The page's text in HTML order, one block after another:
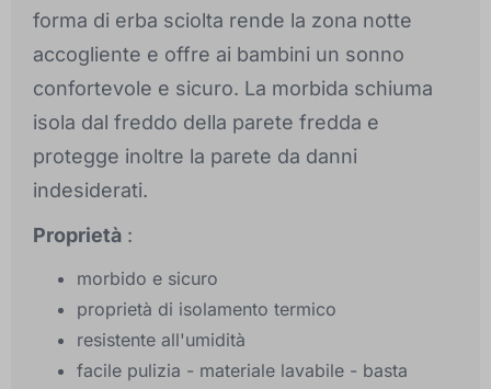
forma di erba sciolta rende la zona notte
accogliente e offre ai bambini un sonno
confortevole e sicuro. La morbida schiuma
isola dal freddo della parete fredda e
protegge inoltre la parete da danni
indesiderati.
Proprietà :
morbido e sicuro
proprietà di isolamento termico
resistente all'umidità
facile pulizia - materiale lavabile - basta